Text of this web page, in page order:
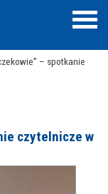
– spotkanie
czytelnicze w